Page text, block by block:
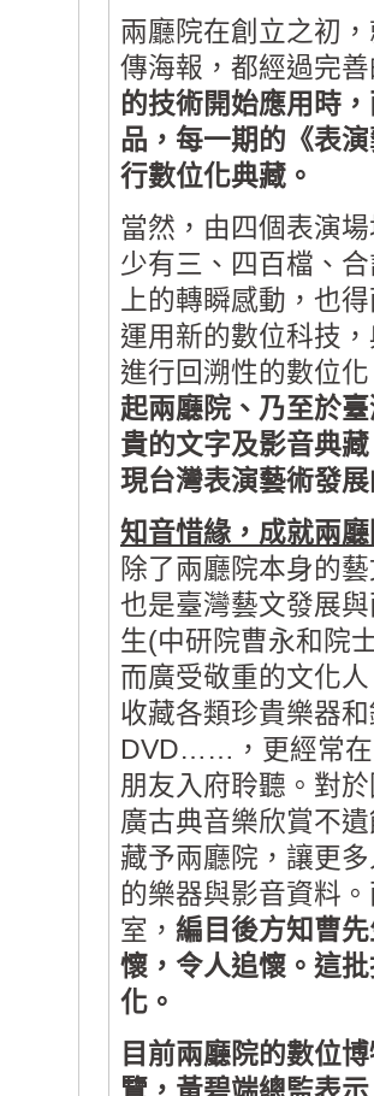
兩廳院在創立之初
傳海報，都經過完
的技術開始應用時
品，每一期的《表
行數位化典藏。
當然，由四個表演
少有三、四百檔、
上的轉瞬感動，也
運用新的數位科技
進行回溯性的數位
起兩廳院、乃至於
貴的文字及影音典
現台灣表演藝術發
知音惜緣，成就兩
除了兩廳院本身的
也是臺灣藝文發展
生(中研院曹永和院
而廣受敬重的文化
收藏各類珍貴樂器
DVD……，更經常在
朋友入府聆聽。對
廣古典音樂欣賞不
藏予兩廳院，讓更
的樂器與影音資料
室， 編目後方知曹
懷，令人追懷。這
化。
目前兩廳院的數位